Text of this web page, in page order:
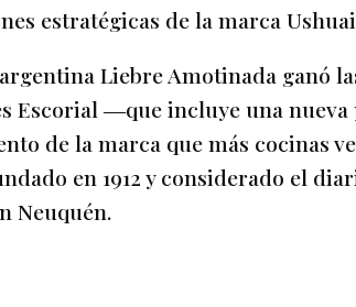
estratégicas de la marca
Liebre Amotinada ganó
Escorial ―que incluye una nueva
de la marca que más cocinas
en 1912 y considerado el
Neuquén.